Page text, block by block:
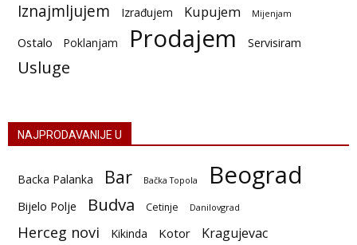
Iznajmljujem Izrađujem Kupujem Mijenjam
Ostalo Poklanjam Prodajem Servisiram
Usluge
NAJPRODAVANIJE U
Backa Palanka Bar Bačka Topola Beograd
Bijelo Polje Budva Cetinje Danilovgrad
Herceg novi Kikinda Kotor Kragujevac